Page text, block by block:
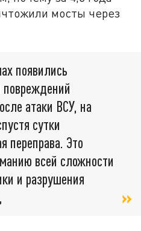
мосты через
появились
повреждений
атаки ВСУ, на
сутки
переправа. Это
всей сложности
и разрушения